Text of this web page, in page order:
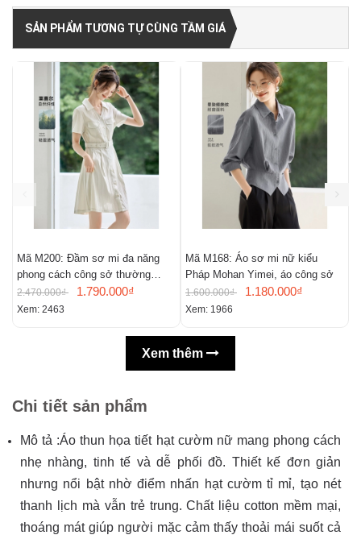
SẢN PHẨM TƯƠNG TỰ CÙNG TẦM GIÁ
Mã M200: Đầm sơ mi đa năng
phong cách công sở thường
ngày
2.470.000₫ 1.790.000₫
Xem: 2463
Mã M168: Áo sơ mi nữ kiểu
Pháp Mohan Yimei, áo công sở
1.600.000₫ 1.180.000₫
Xem: 1966
Xem thêm
Chi tiết sản phẩm
Mô tả :Áo thun họa tiết hạt cườm nữ mang phong cách
nhẹ nhàng, tinh tế và dễ phối đồ. Thiết kế đơn giản
nhưng nổi bật nhờ điểm nhấn hạt cườm tỉ mỉ, tạo nét
thanh lịch mà vẫn trẻ trung. Chất liệu cotton mềm mại,
thoáng mát giúp người mặc cảm thấy thoải mái suốt cả